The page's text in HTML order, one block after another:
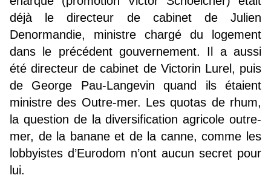
déjà le directeur de cabinet de Julien
Denormandie, ministre chargé du logement
dans le précédent gouvernement. Il a aussi
été directeur de cabinet de Victorin Lurel, puis
de George Pau-Langevin quand ils étaient
ministre des Outre-mer. Les quotas de rhum,
la question de la diversification agricole outre-
mer, de la banane et de la canne, comme les
lobbyistes d’Eurodom n’ont aucun secret pour
lui.